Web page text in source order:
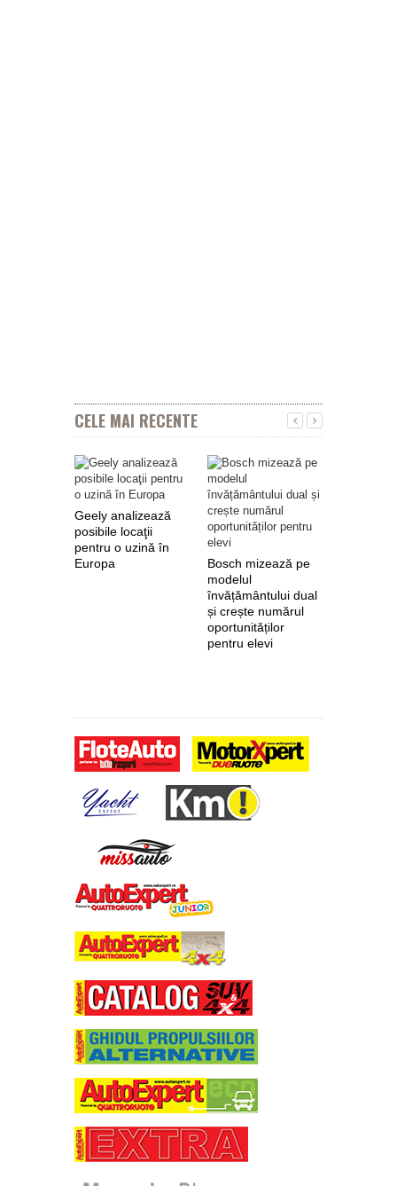
CELE MAI RECENTE
Geely analizează
posibile locaţii
pentru o uzină în
Europa
Bosch mizează pe
modelul
învățământului dual
și crește numărul
oportunităților
pentru elevi